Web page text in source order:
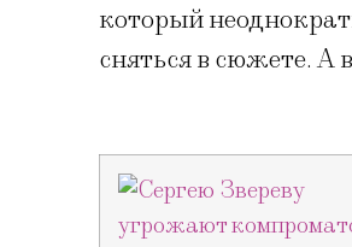
который
сняться в сюжете. А